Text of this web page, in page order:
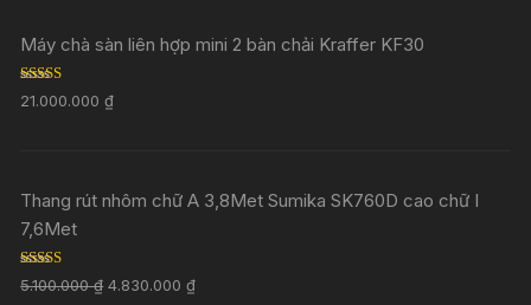
Máy chà sàn liên hợp mini 2 bàn chải Kraffer KF30
Rated5.00
out of 5
21.000.000₫
Thang rút nhôm chữ A 3,8Met Sumika SK760D cao chữ I
7,6Met
Rated5.00
out of 5
5.100.000₫ 4.830.000₫